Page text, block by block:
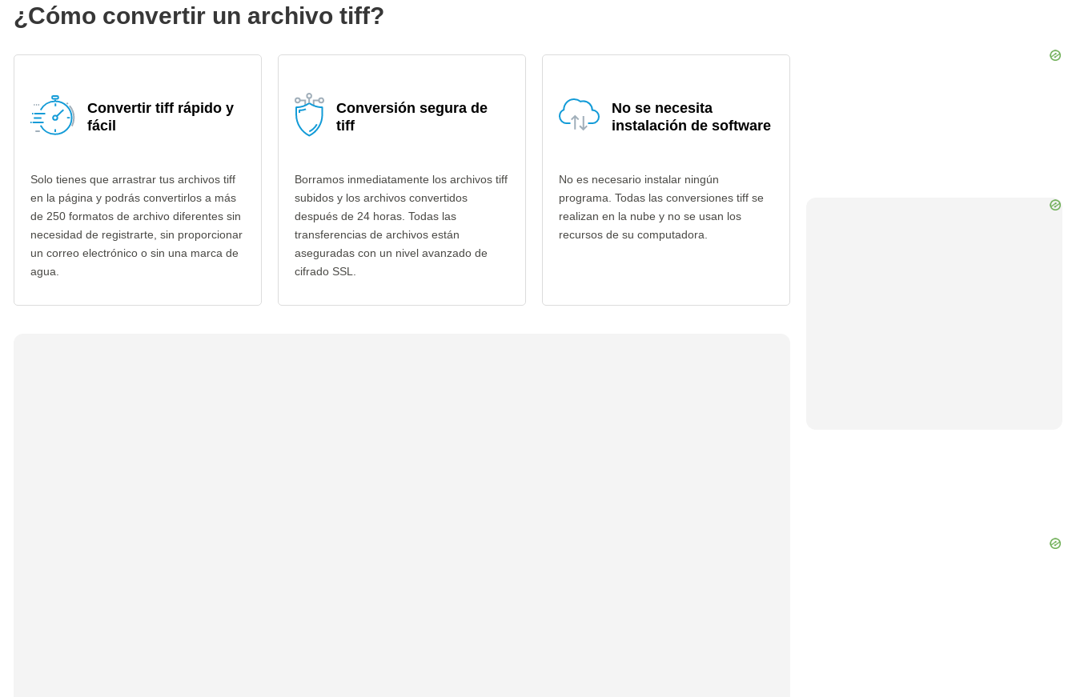
¿Cómo convertir un archivo tiff?
Convertir tiff rápido y
fácil
Solo tienes que arrastrar tus archivos tiff
en la página y podrás convertirlos a más
de 250 formatos de archivo diferentes sin
necesidad de registrarte, sin proporcionar
un correo electrónico o sin una marca de
agua.
Conversión segura de
tiff
Borramos inmediatamente los archivos tiff
subidos y los archivos convertidos
después de 24 horas. Todas las
transferencias de archivos están
aseguradas con un nivel avanzado de
cifrado SSL.
No se necesita
instalación de software
No es necesario instalar ningún
programa. Todas las conversiones tiff se
realizan en la nube y no se usan los
recursos de su computadora.